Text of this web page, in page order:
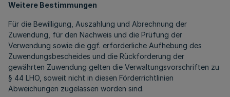
Weitere Bestimmungen
Für die Bewilligung, Auszahlung und Abrechnung der
Zuwendung, für den Nachweis und die Prüfung der
Verwendung sowie die ggf. erforderliche Aufhebung des
Zuwendungsbescheides und die Rückforderung der
gewährten Zuwendung gelten die Verwaltungsvorschriften zu
§ 44 LHO, soweit nicht in diesen Förderrichtlinien
Abweichungen zugelassen worden sind.